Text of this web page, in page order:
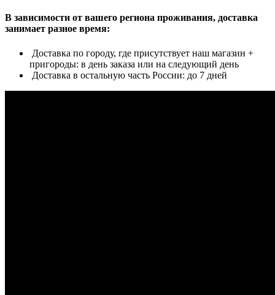
В зависимости от вашего региона проживания, доставка
занимает разное время:
Доставка по городу, где присутствует наш магазин +
пригороды: в день заказа или на следующий день
Доставка в остальную часть России: до 7 дней